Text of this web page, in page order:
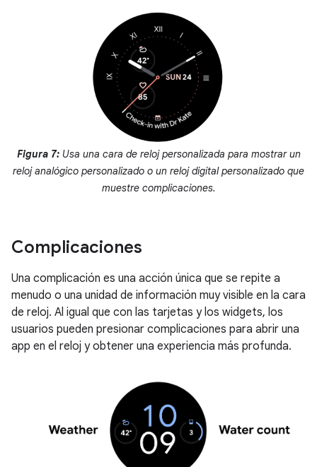
Figura 7:Usa una cara de reloj personalizada para mostrar un
reloj analógico personalizado o un reloj digital personalizado que
muestre complicaciones.
Complicaciones
Una complicación es una acción única que se repite a
menudo o una unidad de información muy visible en la cara
de reloj. Al igual que con las tarjetas y los widgets, los
usuarios pueden presionar complicaciones para abrir una
app en el reloj y obtener una experiencia más profunda.